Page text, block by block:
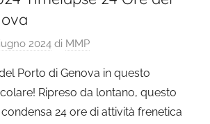
2024 di MMP
Porto di Genova in questo
Ripreso da lontano, questo
24 ore di attività frenetica